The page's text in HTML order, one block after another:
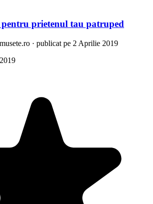
prietenul tau patruped
· publicat pe 2 Aprilie 2019